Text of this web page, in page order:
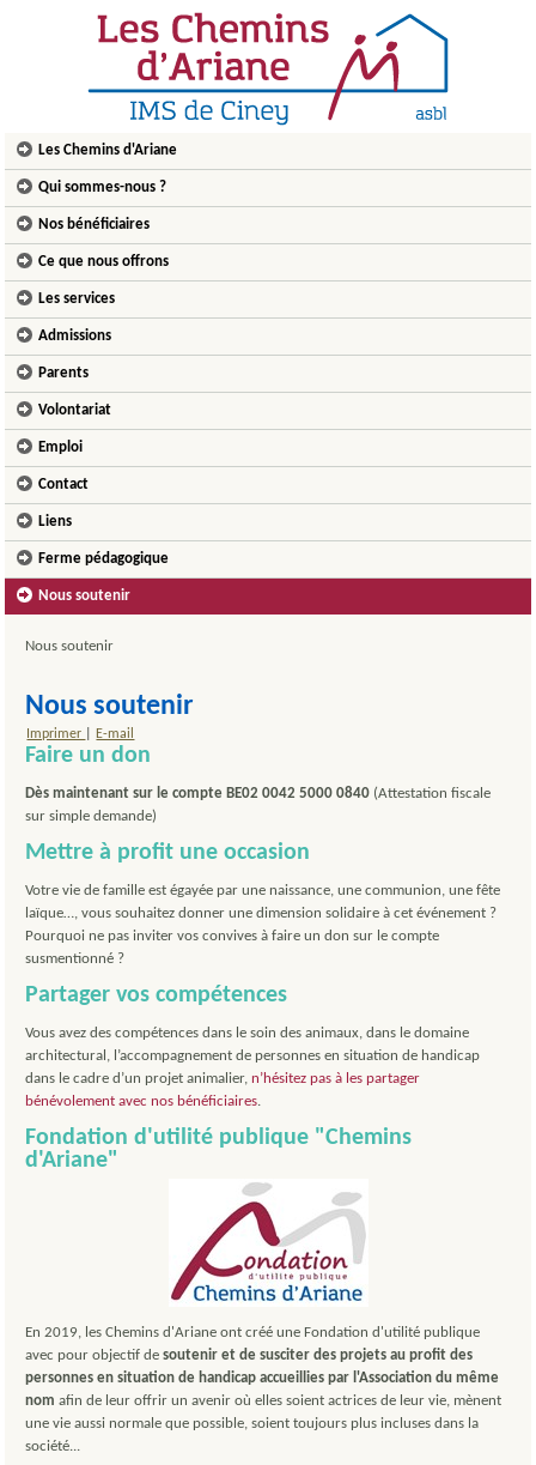
Les Chemins d'Ariane
Qui sommes-nous ?
Nos bénéficiaires
Ce que nous offrons
Les services
Admissions
Parents
Volontariat
Emploi
Contact
Liens
Ferme pédagogique
Nous soutenir
Nous soutenir
Nous soutenir
Imprimer |E-mail
Faire un don
Dès maintenant sur le compte BE02 0042 5000 0840 (Attestation fiscale
sur simple demande)
Mettre à profit une occasion
Votre vie de famille est égayée par une naissance, une communion, une fête
laïque…, vous souhaitez donner une dimension solidaire à cet événement ?
Pourquoi ne pas inviter vos convives à faire un don sur le compte
susmentionné ?
Partager vos compétences
Vous avez des compétences dans le soin des animaux, dans le domaine
architectural, l’accompagnement de personnes en situation de handicap
dans le cadre d’un projet animalier, n’hésitez pas à les partager
bénévolement avec nos bénéficiaires.
Fondation d'utilité publique "Chemins
d'Ariane"
En 2019, les Chemins d'Ariane ont créé une Fondation d'utilité publique
avec pour objectif desoutenir et de susciter des projets au profit des
personnes en situation de handicap accueillies par l'Association du même
nom afin de leur offrir un avenir où elles soient actrices de leur vie, mènent
une vie aussi normale que possible, soient toujours plus incluses dans la
société...